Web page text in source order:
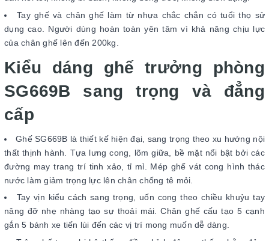
Tay ghế và chân ghế làm từ nhựa chắc chắn có tuổi thọ sử
dụng cao. Người dùng hoàn toàn yên tâm vì khả năng chịu lực
của chân ghế lên đến 200kg.
Kiểu dáng ghế trưởng phòng
SG669B sang trọng và đẳng
cấp
Ghế SG669B là thiết kế hiện đại, sang trọng theo xu hướng nội
thất thịnh hành. Tựa lưng cong, lõm giữa, bề mặt nổi bật bởi các
đường may trang trí tinh xảo, tỉ mỉ. Mép ghế vát cong hình thác
nước làm giảm trọng lực lên chân chống tê mỏi.
Tay vịn kiểu cách sang trọng, uốn cong theo chiều khuỷu tay
nâng đỡ nhẹ nhàng tạo sự thoải mái. Chân ghế cấu tạo 5 cạnh
gắn 5 bánh xe tiến lùi đến các vị trí mong muốn dễ dàng.